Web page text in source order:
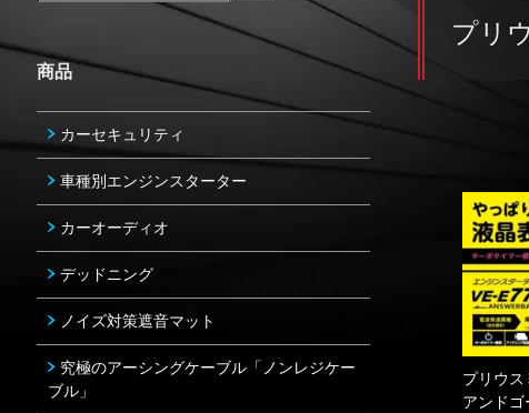
プリ
プリウ
アンドゴ
商品
カーセキュリティ
車種別エンジンスターター
カーオーディオ
デッドニング
ノイズ対策遮音マット
究極のアーシングケーブル「ノンレジケー
ブル」